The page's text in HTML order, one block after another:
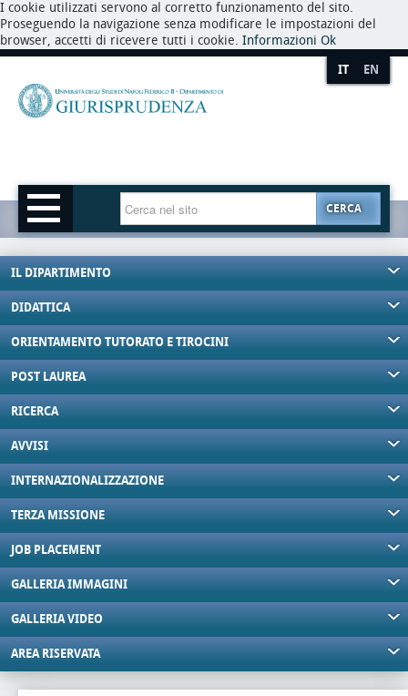
I cookie utilizzati servono al corretto funzionamento del sito.
Proseguendo la navigazione senza modificare le impostazioni del
browser, accetti di ricevere tutti i cookie. Informazioni Ok
IT EN
CERCA
IL DIPARTIMENTO
DIDATTICA
ORIENTAMENTO TUTORATO E TIROCINI
POST LAUREA
RICERCA
AVVISI
INTERNAZIONALIZZAZIONE
TERZA MISSIONE
JOB PLACEMENT
GALLERIA IMMAGINI
GALLERIA VIDEO
AREA RISERVATA